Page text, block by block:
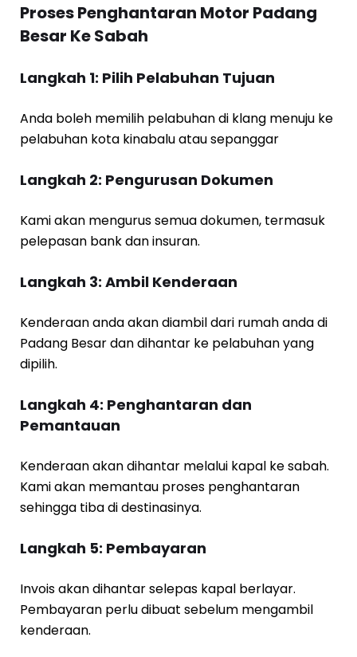
Proses Penghantaran Motor Padang
Besar Ke Sabah
Langkah 1: Pilih Pelabuhan Tujuan
Anda boleh memilih pelabuhan di klang menuju ke
pelabuhan kota kinabalu atau sepanggar
Langkah 2: Pengurusan Dokumen
Kami akan mengurus semua dokumen, termasuk
pelepasan bank dan insuran.
Langkah 3: Ambil Kenderaan
Kenderaan anda akan diambil dari rumah anda di
Padang Besar dan dihantar ke pelabuhan yang
dipilih.
Langkah 4: Penghantaran dan
Pemantauan
Kenderaan akan dihantar melalui kapal ke sabah.
Kami akan memantau proses penghantaran
sehingga tiba di destinasinya.
Langkah 5: Pembayaran
Invois akan dihantar selepas kapal berlayar.
Pembayaran perlu dibuat sebelum mengambil
kenderaan.